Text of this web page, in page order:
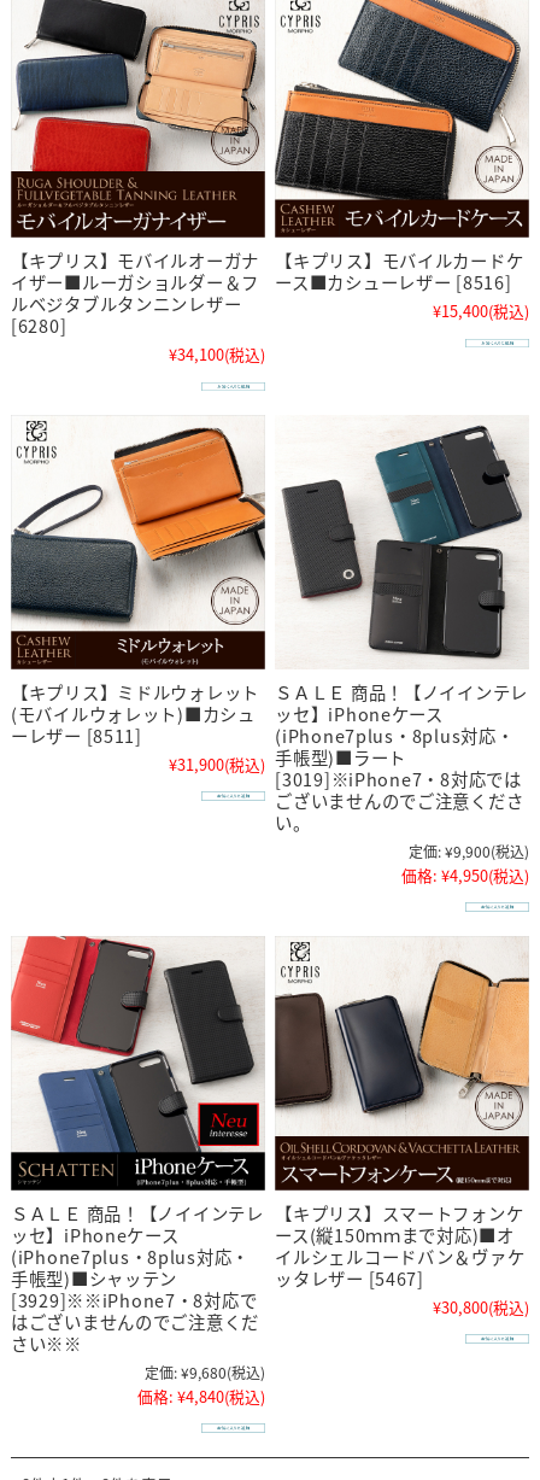
【キプリス】モバイルオーガナ
イザー■ルーガショルダー＆フ
ルベジタブルタンニンレザー
[6280]
¥34,100(税込)
【キプリス】モバイルカードケ
ース■カシューレザー [8516]
¥15,400(税込)
【キプリス】ミドルウォレット
(モバイルウォレット)■カシュ
ーレザー [8511]
¥31,900(税込)
ＳＡＬＥ 商品！【ノイインテレ
ッセ】iPhoneケース
(iPhone7plus・8plus対応・
手帳型)■ラート
[3019]※iPhone7・8対応では
ございませんのでご注意くださ
い。
定価:¥9,900(税込)
価格: ¥4,950(税込)
ＳＡＬＥ 商品！【ノイインテレ
ッセ】iPhoneケース
(iPhone7plus・8plus対応・
手帳型)■シャッテン
[3929]※※iPhone7・8対応で
はございませんのでご注意くだ
さい※※
定価:¥9,680(税込)
価格: ¥4,840(税込)
【キプリス】スマートフォンケ
ース(縦150ｍｍまで対応)■オ
イルシェルコードバン＆ヴァケ
ッタレザー [5467]
¥30,800(税込)